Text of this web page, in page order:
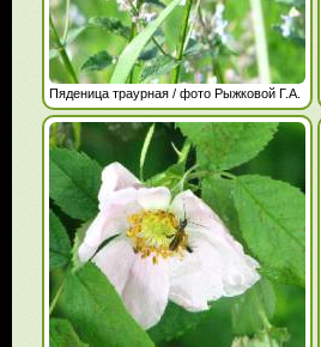
Пяденица траурная / фото Рыжковой Г.А.